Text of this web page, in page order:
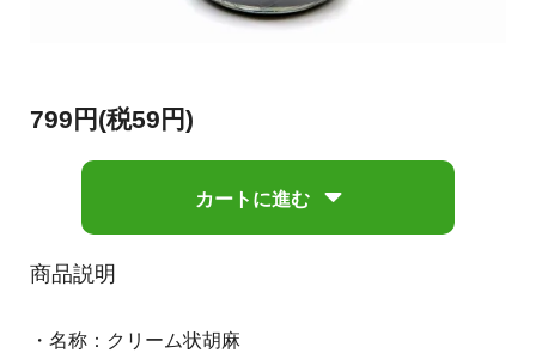
799円(税59円)
カートに進む
商品説明
・名称：クリーム状胡麻